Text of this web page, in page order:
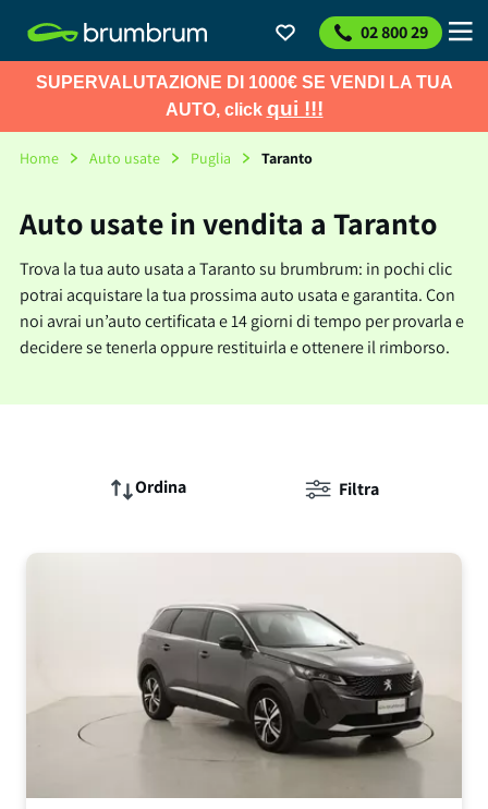
02 800 29
SUPERVALUTAZIONE DI 1000€ SE VENDI LA TUA
AUTO, click qui !!!
Home Auto usate Puglia Taranto
Auto usate in vendita a Taranto
Trova la tua auto usata a Taranto su brumbrum: in pochi clic
potrai acquistare la tua prossima auto usata e garantita. Con
noi avrai un’auto certificata e 14 giorni di tempo per provarla e
decidere se tenerla oppure restituirla e ottenere il rimborso.
Ordina Filtra